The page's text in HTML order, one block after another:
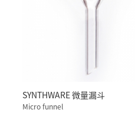
SYNTHWARE 微量漏斗
Micro funnel